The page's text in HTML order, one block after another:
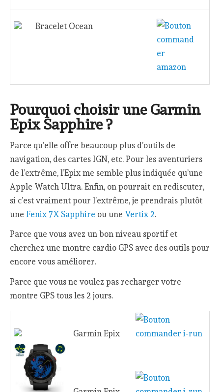
Bracelet Ocean
Pourquoi choisir une Garmin
Epix Sapphire ?
Parce qu’elle offre beaucoup plus d’outils de
navigation, des cartes IGN, etc. Pour les aventuriers
de l’extrême, l’Epix me semble plus indiquée qu’une
Apple Watch Ultra. Enfin, on pourrait en rediscuter,
si c’est vraiment pour l’extrême, je prendrais plutôt
uneFenix 7X Sapphire ou une Vertix 2.
Parce que vous avez un bon niveau sportif et
cherchez une montre cardio GPS avec des outils pour
encore vous améliorer.
Parce que vous ne voulez pas recharger votre
montre GPS tous les 2 jours.
Garmin Epix